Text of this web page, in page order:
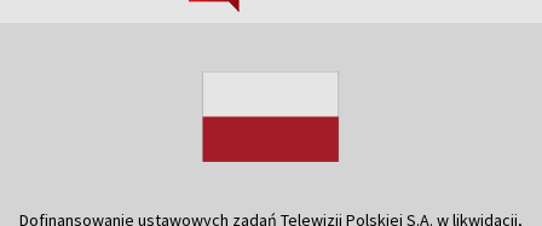
Dofinansowanie ustawowych zadań Telewizji Polskiej S.A. w likwidacji,